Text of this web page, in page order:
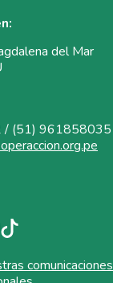
del Mar
/ (51) 961858035
comunicaciones